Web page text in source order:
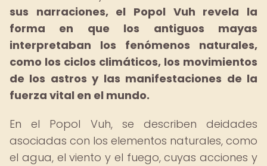
sus narraciones, el Popol Vuh revela la
forma en que los antiguos mayas
interpretaban los fenómenos naturales,
como los ciclos climáticos, los movimientos
de los astros y las manifestaciones de la
fuerza vital en el mundo.
En el Popol Vuh, se describen deidades
asociadas con los elementos naturales, como
el agua, el viento y el fuego, cuyas acciones y